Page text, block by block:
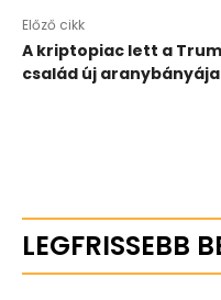
Előző cikk
A kriptopiac lett a
család új aranybányája
LEGFRISSEBB